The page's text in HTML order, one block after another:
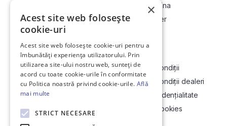
Cum vând la licitație?
Vinde-ți mașina
Devino dealer
Link-uri utile
Informații utile vizionare
Contact
Soluționarea Online a litigiilor
ANCP
Compania
Termeni și condiții
Termeni și condiții dealeri
Politică confidențialitate
Politica de cookies
×
Acest site web folosește
cookie-uri
Acest site web folosește cookie-uri pentru a
îmbunătăți experiența utilizatorului. Prin
utilizarea site-ului nostru web, sunteți de
acord cu toate cookie-urile în conformitate
cu Politica noastră privind cookie-urile. Află
mai multe
STRICT NECESARE